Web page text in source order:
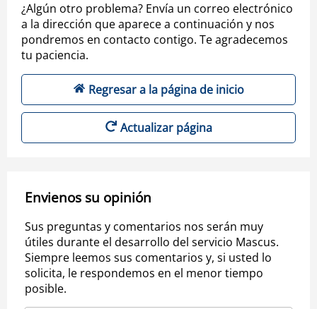
¿Algún otro problema? Envía un correo electrónico
a la dirección que aparece a continuación y nos
pondremos en contacto contigo. Te agradecemos
tu paciencia.
Regresar a la página de inicio
Actualizar página
Envienos su opinión
Sus preguntas y comentarios nos serán muy
útiles durante el desarrollo del servicio Mascus.
Siempre leemos sus comentarios y, si usted lo
solicita, le respondemos en el menor tiempo
posible.